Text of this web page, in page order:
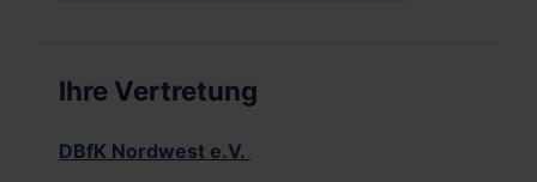
Ihre Vertretung
DBfK Nordwest e.V.